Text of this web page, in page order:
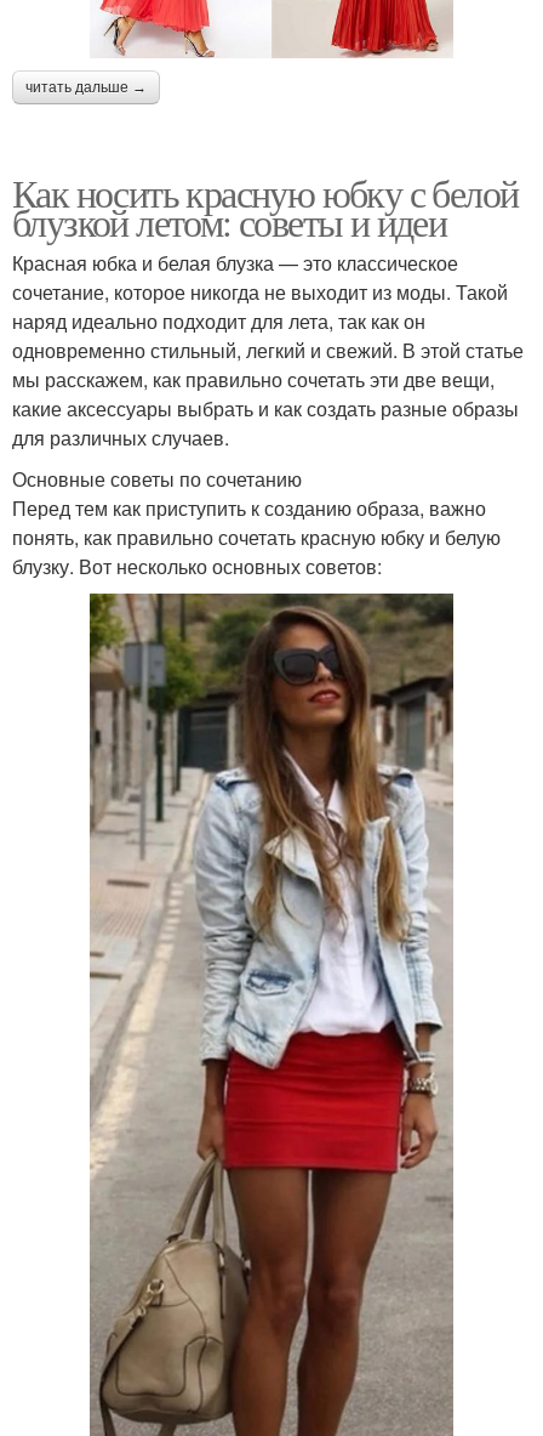
читать дальше →
Как носить красную юбку с белой
блузкой летом: советы и идеи
Красная юбка и белая блузка — это классическое
сочетание, которое никогда не выходит из моды. Такой
наряд идеально подходит для лета, так как он
одновременно стильный, легкий и свежий. В этой статье
мы расскажем, как правильно сочетать эти две вещи,
какие аксессуары выбрать и как создать разные образы
для различных случаев.
Основные советы по сочетанию
Перед тем как приступить к созданию образа, важно
понять, как правильно сочетать красную юбку и белую
блузку. Вот несколько основных советов: